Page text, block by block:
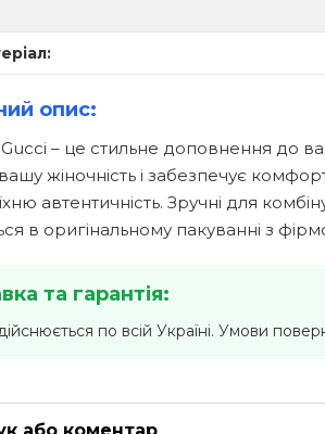
опис:
– це стильне доповнення до
жіночність і забезпечує
автентичність. Зручні для
в оригінальному пакуванні з
та гарантія:
по всій Україні. Умови